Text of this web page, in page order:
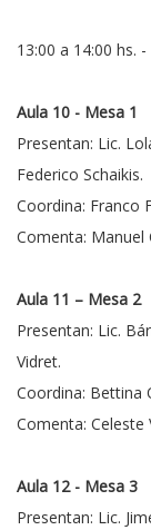
13:00 a 14:00 hs. -
Aula 10 - Mesa 1
Presentan: Lic.
Federico Schaikis.
Coordina: Franco
Comenta: Manuel
Aula 11 – Mesa 2
Presentan: Lic.
Vidret.
Coordina: Bettina
Comenta: Celeste
Aula 12 - Mesa 3
Presentan: Lic.